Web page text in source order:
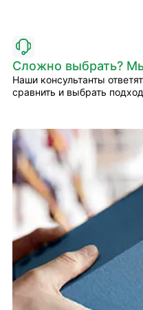
Сложно выбрать?
Наши консультанты
сравнить и выбрать